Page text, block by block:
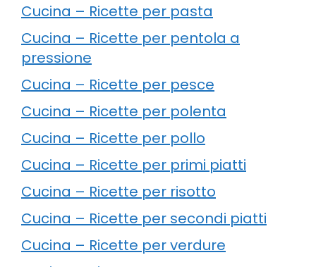
Cucina – Ricette per pasta
Cucina – Ricette per pentola a
pressione
Cucina – Ricette per pesce
Cucina – Ricette per polenta
Cucina – Ricette per pollo
Cucina – Ricette per primi piatti
Cucina – Ricette per risotto
Cucina – Ricette per secondi piatti
Cucina – Ricette per verdure